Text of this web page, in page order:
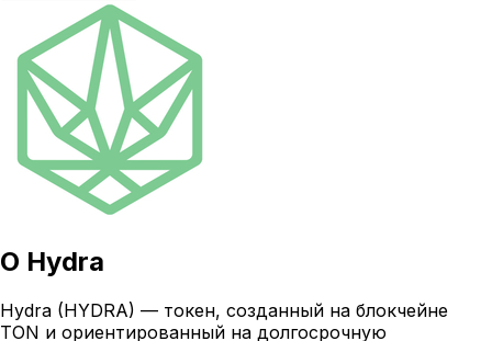
О Hydra
Hydra (HYDRA) — токен, созданный на блокчейне
TON и ориентированный на долгосрочную